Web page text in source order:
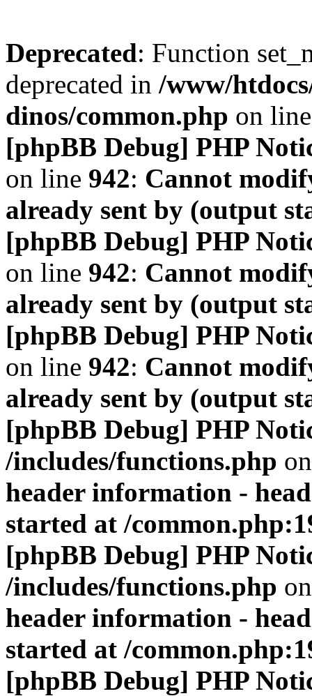
Deprecated: Function
deprecated in /www/
dinos/common.php on
[phpBB Debug] PHP
on line 942: Cannot
already sent by (output
[phpBB Debug] PHP
on line 942: Cannot
already sent by (output
[phpBB Debug] PHP
on line 942: Cannot
already sent by (output
[phpBB Debug] PHP
/includes/functions.php
header information -
started at /
[phpBB Debug] PHP
/includes/functions.php
header information -
started at /
[phpBB Debug] PHP